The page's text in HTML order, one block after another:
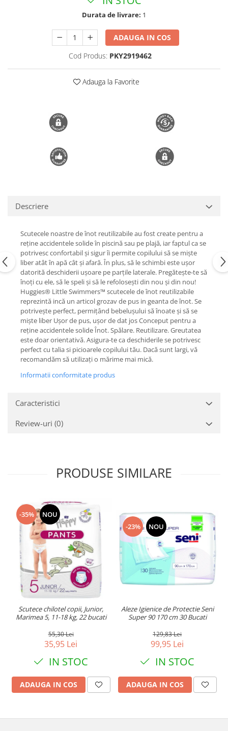
Trimmere si Fierastrae
Uscătoare de Păr
Durata de livrare: 1
ADAUGA IN COS
Cod Produs: PKY2919462
Adauga la Favorite
Descriere
Scutecele noastre de înot reutilizabile au fost create pentru a
reţine accidentele solide în piscină sau pe plajă, iar faptul ca se
potrivesc confortabil și sigur îi permite copilului să se miște
liber atât în apă cât și afară. În plus, să le schimbi este ușor
datorită deschiderii uşoare pe parţile laterale. Pregătește-te să
înoți cu ele, să le speli și să le refolosești din nou și din nou!
Huggies® Little Swimmers™ scutecele de înot reutilizabile
reprezintă incă un articol grozav de pus in geanta de înot. Se
potrivește perfect, permițând bebelușului să înoate și să se
miște liber Ușor de pus, ușor de dat jos Conceput pentru a
reține accidentele solide Înot. Spălare. Reutilizare. Greutatea
este doar orientativă. Asigura-te ca deschiderile se potrivesc
perfect cu talia si picioarele copilului tău. Dacă sunt largi, vă
recomandăm să utilizați o mărime mai mică.
Informatii conformitate produs
Caracteristici
Review-uri (0)
PRODUSE SIMILARE
-35% NOU
Scutece chilotel copii, Junior,
Marimea 5, 11-18 kg, 22 bucati
55,30 Lei
35,95 Lei
IN STOC
ADAUGA IN COS
-23% NOU
Aleze Igienice de Protectie Seni
Super 90 170 cm 30 Bucati
129,83 Lei
99,95 Lei
IN STOC
ADAUGA IN COS